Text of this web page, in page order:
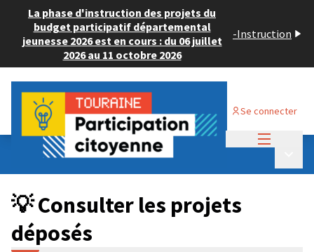
La phase d'instruction des projets du
budget participatif départemental
jeunesse 2026 est en cours : du 06 juillet
2026 au 11 octobre 2026
-Instruction
Se connecter
Budget Participatif JEUNESSE 2024
💡 Consulter les projets déposés
💡 Consulter les projets
déposés